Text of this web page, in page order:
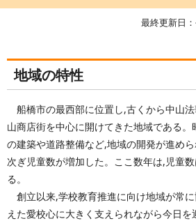
最終更新日
地域の特性
船橋市の最西部に位置し,古くから中山
山商店街を中心に開けてきた地域である
の建築や道路整備など,地域の開発が進め
次ぎ児童数が増加した。ここ数年は,児童
る。
創立以来,学校教育推進に向け地域が常
えた愛校心に大きく支えられながら今日